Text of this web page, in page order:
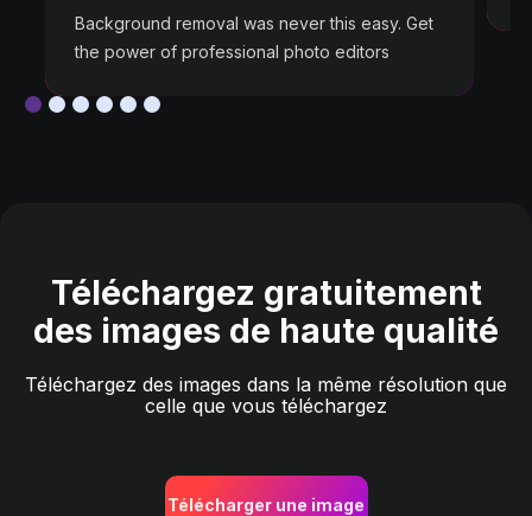
Background removal was never this easy. Get
the power of professional photo editors
Téléchargez gratuitement
des images de haute qualité
Téléchargez des images dans la même résolution que
celle que vous téléchargez
Télécharger une image